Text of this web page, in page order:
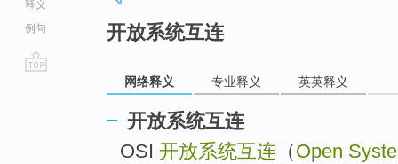
释义
例句
开放系统互连
网络释义 专业释义 英英释义
开放系统互连
OSI 开放系统互连 （Open